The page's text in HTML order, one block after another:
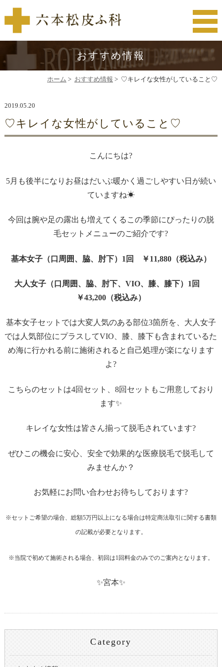
おすすめ情報
ホーム > おすすめ情報 > ♡キレイな女性がしていること♡
2019.05.20
♡キレイな女性がしていること♡
こんにちは?
5月も後半になりお昼はだいぶ暖かく過ごしやすい日が続い
ていますね☀
今回は腕や足の露出も増えてくるこの季節にぴったりの脱
毛セットメニューのご紹介です?
基本女子（口周囲、脇、肘下）1回 ￥11,880（税込み）
大人女子（口周囲、脇、肘下、VIO、膝、膝下）1回
￥43,200（税込み）
基本女子セットでは大変人気のある部位3箇所を、大人女子
では人気部位にプラスしてVIO、膝、膝下も含まれているた
め海に行かれる前に施術されると自己処理が楽になります
よ?
こちらのセットは4回セット、8回セットもご用意しており
ます✨
キレイな女性は皆さん揃って脱毛されています?
ぜひこの機会に安心、安全で効果的な医療脱毛で脱毛して
みませんか？
お気軽にお問い合わせお待ちしております?
※セットご希望の場合、総額5万円以上になる場合は特定商法取引に関する書類
の記載が必要となります。
※当院で初めて施術される場合、初回は1回料金のみでのご案内となります。
✨宮本✨
Category